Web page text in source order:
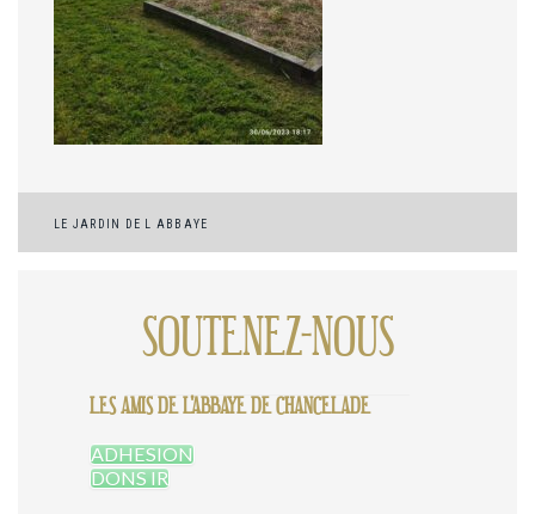
Navigation
l’article
LE JARDIN DE L ABBAYE
SOUTENEZ-NOUS
LES AMIS DE L'ABBAYE DE CHANCELADE
ADHESION
DONS IR